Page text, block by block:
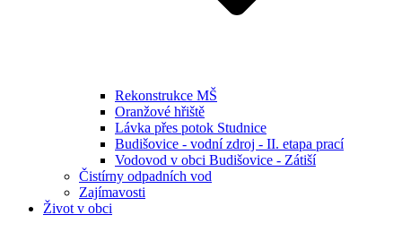
Rekonstrukce MŠ
Oranžové hřiště
Lávka přes potok Studnice
Budišovice - vodní zdroj - II. etapa prací
Vodovod v obci Budišovice - Zátiší
Čistírny odpadních vod
Zajímavosti
Život v obci